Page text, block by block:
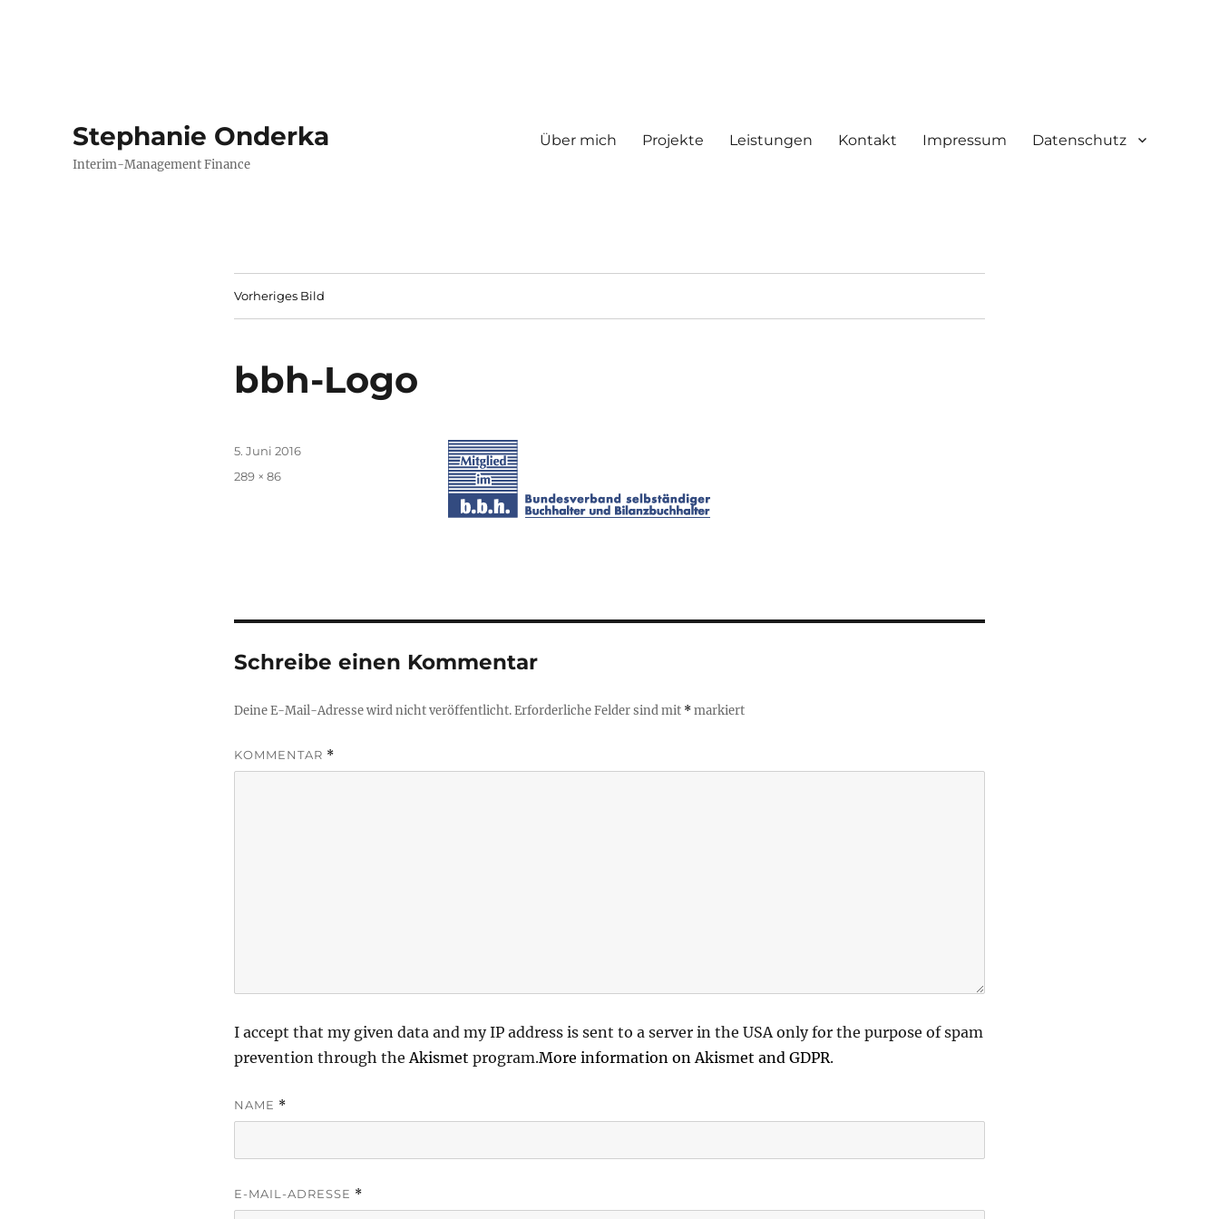
Stephanie Onderka
Interim-Management Finance
Über mich Projekte Leistungen Kontakt Impressum Datenschutz
Vorheriges Bild
bbh-Logo
Veröffentlicht
5. Juni 2016
Originalgröße
289 × 86
Schreibe einen Kommentar
Deine E-Mail-Adresse wird nicht veröffentlicht.Erforderliche Felder sind mit *markiert
KOMMENTAR *
I accept that my given data and my IP address is sent to a server in the USA only for the purpose of spam
prevention through theAkismet program.More information on Akismet and GDPR.
NAME *
E-MAIL-ADRESSE *